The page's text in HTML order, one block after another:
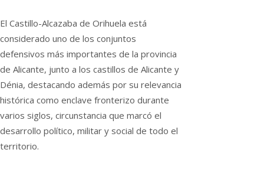
El Castillo-Alcazaba de Orihuela está
considerado uno de los conjuntos
defensivos más importantes de la provincia
de Alicante, junto a los castillos de Alicante y
Dénia, destacando además por su relevancia
histórica como enclave fronterizo durante
varios siglos, circunstancia que marcó el
desarrollo político, militar y social de todo el
territorio.